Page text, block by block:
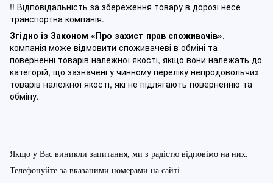
!! Відповідальність за збереження товару в дорозі несе
транспортна компанія.
Згідно із Законом «Про захист прав споживачів»,
компанія може відмовити споживачеві в обміні та
поверненні товарів належної якості, якщо вони належать до
категорій, що зазначені у чинному переліку непродовольчих
товарів належної якості, які не підлягають поверненню та
обміну.
Якщо у Вас виникли запитання, ми з радістю відповімо на них.
Телефонуйте за вказаними номерами на сайті.